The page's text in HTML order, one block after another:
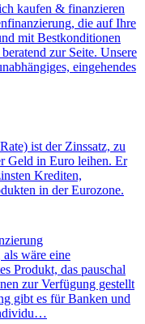
kaufen & finanzieren
die auf Ihre
mit Bestkonditionen
zur Seite. Unsere
eingehendes
ist der Zinssatz, zu
Geld in Euro leihen. Er
Krediten,
in der Eurozone.
als wäre eine
Produkt, das pauschal
zur Verfügung gestellt
gibt es für Banken und